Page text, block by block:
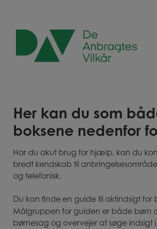
indholdet
Her kan du som
boksene nedenfor
​Har du akut brug for hjælp, kan du
bredt kendskab til
og telefonisk.
Du kan finde en guide til aktindsigt
Målgruppen for guiden er både børn
børnesag og overvejer at søge indsigt